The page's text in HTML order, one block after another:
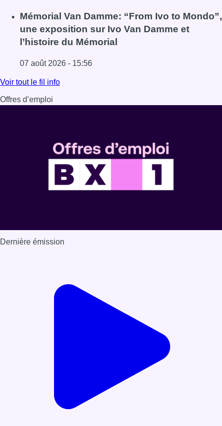
Lire l'article Deux mineurs interpellés après un vol à
Mémorial Van Damme: “From Ivo to Mondo”,
une exposition sur Ivo Van Damme et
l’histoire du Mémorial
07 août 2026 - 15:56
Lire l'article Mémorial Van Damme: “From Ivo to
Voir tout le fil info
Offres d’emploi
Dernière émission